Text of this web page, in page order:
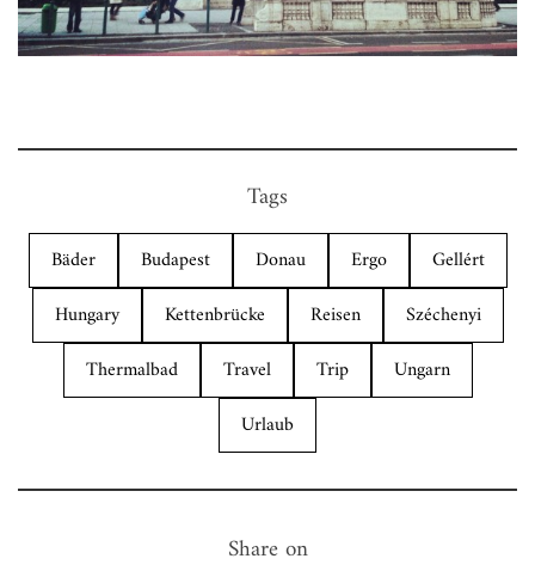
Tags
Bäder Budapest Donau Ergo
Gellért
Hungary
Kettenbrücke Reisen
Széchenyi
Thermalbad
Travel Trip
Ungarn
Urlaub
Share on